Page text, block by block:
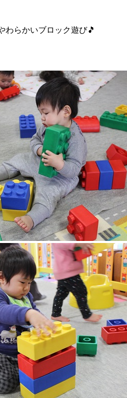
わらかいブロック遊び🎵